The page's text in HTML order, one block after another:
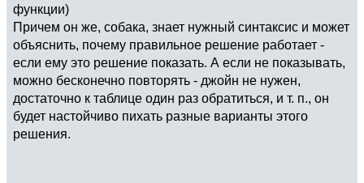
функции)
Причем он же, собака, знает нужный синтаксис и может
объяснить, почему правильное решение работает -
если ему это решение показать. А если не показывать,
можно бесконечно повторять - джойн не нужен,
достаточно к таблице один раз обратиться, и т. п., он
будет настойчиво пихать разные варианты этого
решения.